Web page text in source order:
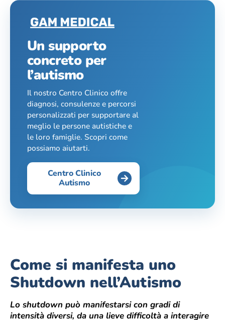
Un supporto
concreto per
l’autismo
Il nostro Centro Clinico offre
diagnosi, consulenze e percorsi
personalizzati per supportare al
meglio le persone autistiche e
le loro famiglie. Scopri come
possiamo aiutarti.
Centro Clinico
Autismo
Come si manifesta uno
Shutdown nell’Autismo
Lo shutdown può manifestarsi con gradi di
intensità diversi, da una lieve difficoltà a interagire